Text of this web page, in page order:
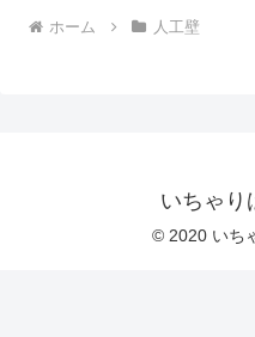
ホーム 人工壁
いちゃり
© 2020 いち